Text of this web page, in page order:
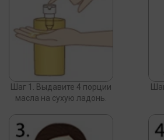
Шаг 1. Выдавите 4 порции
масла на сухую ладонь.